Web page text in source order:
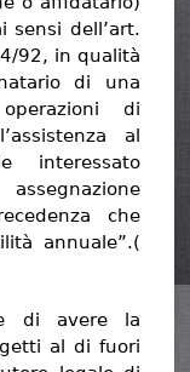
sensi dell’art.
92, in qualità
di una
di
al
interessato
che
annuale”.(
di avere la
al di fuori